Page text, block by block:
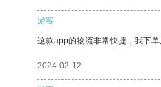
游客
这款app的物流非常快捷，我下单
2024-02-12